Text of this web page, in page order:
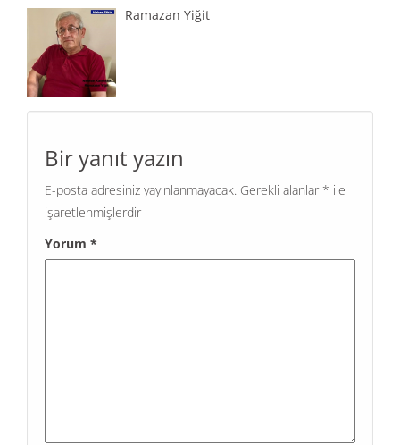
Ramazan Yiğit
Bir yanıt yazın
E-posta adresiniz yayınlanmayacak. Gerekli alanlar * ile
işaretlenmişlerdir
Yorum *